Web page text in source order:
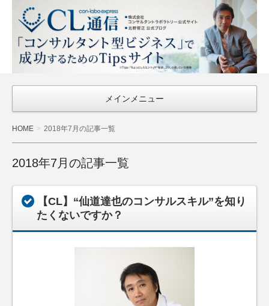
CL通信
｜Con-
Labo
メインメニュー
HOME 2018年7月の記事一覧
2018年7月の記事一覧
【CL】“仙道達也のコンサルスキル”を知り
たくないですか？